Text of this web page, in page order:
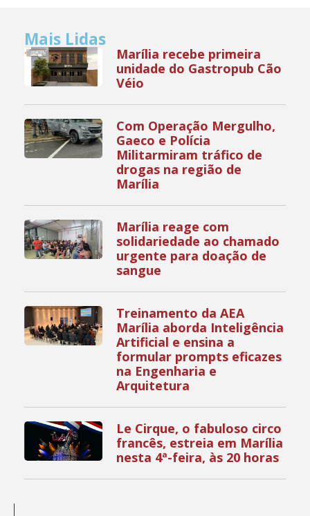
Mais Lidas
Marília recebe primeira
unidade do Gastropub Cão
Véio
Com Operação Mergulho,
Gaeco e Polícia
Militarmiram tráfico de
drogas na região de
Marília
Marília reage com
solidariedade ao chamado
urgente para doação de
sangue
Treinamento da AEA
Marília aborda Inteligência
Artificial e ensina a
formular prompts eficazes
na Engenharia e
Arquitetura
Le Cirque, o fabuloso circo
francês, estreia em Marília
nesta 4ª-feira, às 20 horas